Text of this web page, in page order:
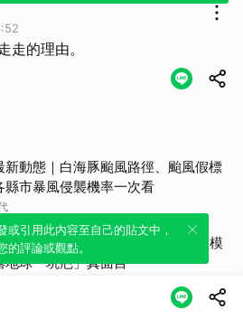
走的理由。
新動態｜白海豚颱風路徑、颱風假標
縣市暴風侵襲機率一次看
藍色彈珠」迷思，NASA 最新 3D 模
地球「坑疤」真面目
用此內容，透過發布貼
立場。
或引用此內容至自己的貼文中，
的評論或觀點。